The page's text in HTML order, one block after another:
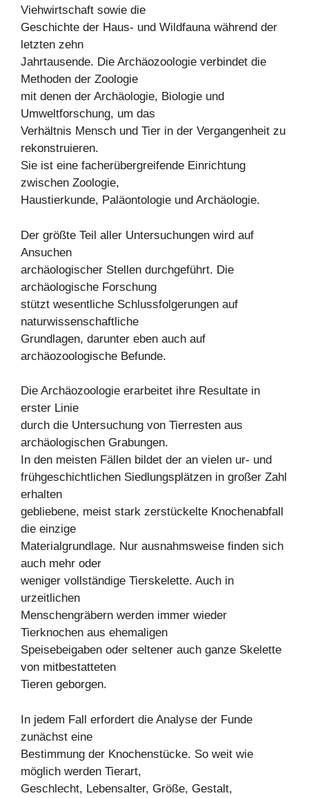
Viehwirtschaft sowie die
Geschichte der Haus- und Wildfauna während der
letzten zehn
Jahrtausende. Die Archäozoologie verbindet die
Methoden der Zoologie
mit denen der Archäologie, Biologie und
Umweltforschung, um das
Verhältnis Mensch und Tier in der Vergangenheit zu
rekonstruieren.
Sie ist eine facherübergreifende Einrichtung
zwischen Zoologie,
Haustierkunde, Paläontologie und Archäologie.
Der größte Teil aller Untersuchungen wird auf
Ansuchen
archäologischer Stellen durchgeführt. Die
archäologische Forschung
stützt wesentliche Schlussfolgerungen auf
naturwissenschaftliche
Grundlagen, darunter eben auch auf
archäozoologische Befunde.
Die Archäozoologie erarbeitet ihre Resultate in
erster Linie
durch die Untersuchung von Tierresten aus
archäologischen Grabungen.
In den meisten Fällen bildet der an vielen ur- und
frühgeschichtlichen Siedlungsplätzen in großer Zahl
erhalten
gebliebene, meist stark zerstückelte Knochenabfall
die einzige
Materialgrundlage. Nur ausnahmsweise finden sich
auch mehr oder
weniger vollständige Tierskelette. Auch in
urzeitlichen
Menschengräbern werden immer wieder
Tierknochen aus ehemaligen
Speisebeigaben oder seltener auch ganze Skelette
von mitbestatteten
Tieren geborgen.
In jedem Fall erfordert die Analyse der Funde
zunächst eine
Bestimmung der Knochenstücke. So weit wie
möglich werden Tierart,
Geschlecht, Lebensalter, Größe, Gestalt,